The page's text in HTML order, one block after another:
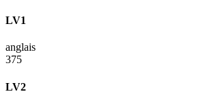
LV1
anglais
375
LV2